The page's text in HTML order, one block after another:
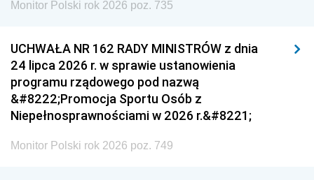
Monitor Polski rok 2026 poz. 735
UCHWAŁA NR 162 RADY MINISTRÓW z dnia
24 lipca 2026 r. w sprawie ustanowienia
programu rządowego pod nazwą
&#8222;Promocja Sportu Osób z
Niepełnosprawnościami w 2026 r.&#8221;
Monitor Polski rok 2026 poz. 749